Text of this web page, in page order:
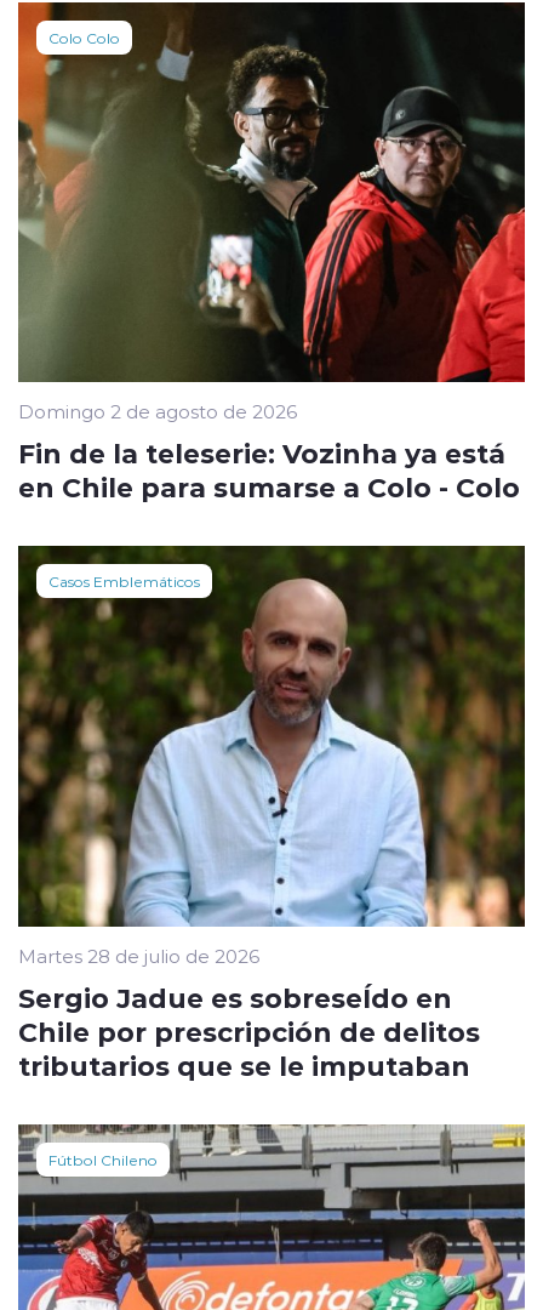
Colo Colo
Domingo 2 de agosto de 2026
Fin de la teleserie: Vozinha ya está
en Chile para sumarse a Colo - Colo
Casos Emblemáticos
Martes 28 de julio de 2026
Sergio Jadue es sobreseÍdo en
Chile por prescripción de delitos
tributarios que se le imputaban
Fútbol Chileno